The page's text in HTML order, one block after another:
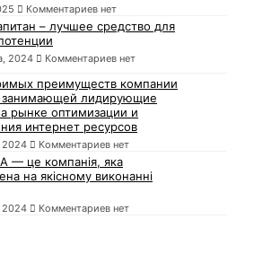
Комментариев нет
– лучшее средство для
2024 Комментариев нет
преимуществ компании
занимающей лидирующие
рынке оптимизации и
интернет ресурсов
2024 Комментариев нет
— це компанія, яка
на якісному виконанні
2024 Комментариев нет